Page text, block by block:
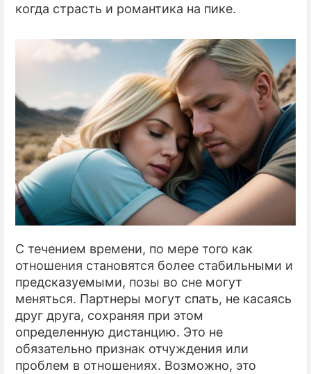
когда страсть и романтика на пике.
С течением времени, по мере того как
отношения становятся более стабильными и
предсказуемыми, позы во сне могут
меняться. Партнеры могут спать, не касаясь
друг друга, сохраняя при этом
определенную дистанцию. Это не
обязательно признак отчуждения или
проблем в отношениях. Возможно, это